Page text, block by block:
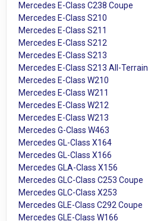
Mercedes E-Class C238 Coupe
Mercedes E-Class S210
Mercedes E-Class S211
Mercedes E-Class S212
Mercedes E-Class S213
Mercedes E-Class S213 All-Terrain
Mercedes E-Class W210
Mercedes E-Class W211
Mercedes E-Class W212
Mercedes E-Class W213
Mercedes G-Class W463
Mercedes GL-Class X164
Mercedes GL-Class X166
Mercedes GLA-Class X156
Mercedes GLC-Class C253 Coupe
Mercedes GLC-Class X253
Mercedes GLE-Class C292 Coupe
Mercedes GLE-Class W166